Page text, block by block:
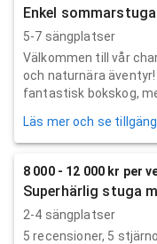
Enkel
5-7 sängplatser
Välkommen till vår
och naturnära
fantastisk bokskog,
Läs mer och se
8 000 - 12 000 kr per
Superhärlig stuga
2-4 sängplatser
5 recensioner, 5